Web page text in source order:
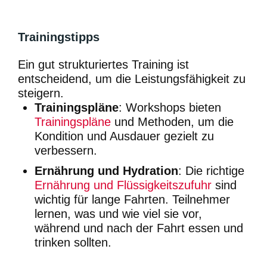
Trainingstipps
Ein gut strukturiertes Training ist
entscheidend, um die Leistungsfähigkeit zu
steigern.
Trainingspläne: Workshops bieten
Trainingspläne und Methoden, um die
Kondition und Ausdauer gezielt zu
verbessern.
Ernährung und Hydration: Die richtige
Ernährung und Flüssigkeitszufuhr sind
wichtig für lange Fahrten. Teilnehmer
lernen, was und wie viel sie vor,
während und nach der Fahrt essen und
trinken sollten.